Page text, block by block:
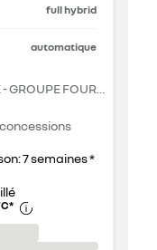
full hybrid
automatique
GROUPE FOURRAGE
7 semaines *
*